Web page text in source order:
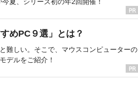
めPC９選」とは？
難しい。そこで、マウスコンピューターの
デルをご紹介！